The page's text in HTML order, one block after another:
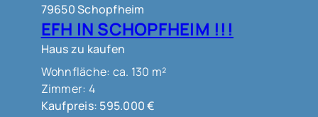
79650 Schopfheim
EFH IN SCHOPFHEIM !!!
Haus zu kaufen
Wohnfläche: ca. 130 m²
Zimmer: 4
Kaufpreis: 595.000 €